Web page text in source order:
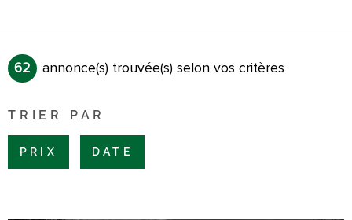
62 annonce(s) trouvée(s) selon vos critères
TRIER PAR
PRIX DATE